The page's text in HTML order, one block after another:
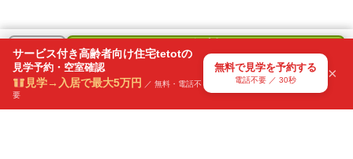
＋
気になる
リスト
で
見学を予約
電話不要・30秒で送信
サービス付き高齢者向け住宅tetotの
見学予約・空室確認
見学→入居で最大5万円
／ 無料・電話不
要
無料で見学を予約する
電話不要 ／ 30秒 ×